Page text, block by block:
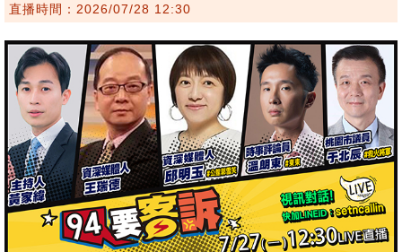
直播時間：2026/07/28 12:30